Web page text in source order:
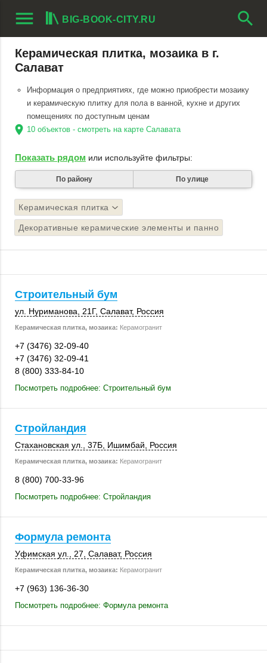
menu BIG-BOOK-CITY.RU search
Керамическая плитка, мозаика в г.
Салават
Информация о предприятиях, где можно приобрести мозаику
и керамическую плитку для пола в ванной, кухне и других
помещениях по доступным ценам
location_on 10 объектов - смотреть на карте Салавата
Показать рядом или используйте фильтры:
По району По улице
Керамическая плитка
Декоративные керамические элементы и панно
Строительный бум
ул. Нуриманова 21Г, Салават, Россия
Керамическая плитка, мозаика: Керамогранит
+7 (3476) 32-09-40
+7 (3476) 32-09-41
8 (800) 333-84-10
Посмотреть подробнее: Строительный бум
Стройландия
Стахановская ул. 37Б Ишимбай Россия
Керамическая плитка, мозаика: Керамогранит
8 (800) 700-33-96
Посмотреть подробнее: Стройландия
Формула ремонта
Уфимская ул., 27 Салават, Россия
Керамическая плитка, мозаика: Керамогранит
+7 (963) 136-36-30
Посмотреть подробнее: Формула ремонта